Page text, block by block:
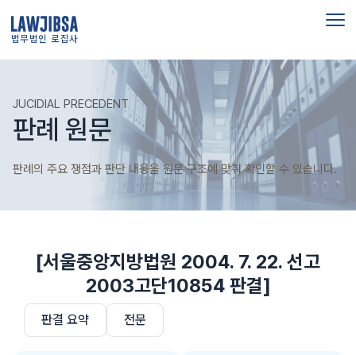
법무법인 로집사
JUCIDIAL PRECEDENT
판례 원문
판례의 주요 쟁점과 판단 내용을 원문 구조에 맞춰 확인할 수 있습니다.
[서울중앙지방법원 2004. 7. 22. 선고
2003고단10854 판결]
판결 요약 전문